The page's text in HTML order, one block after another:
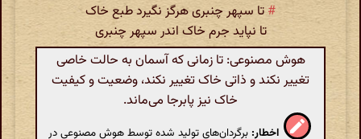
# تا سپهر چنبری هرگز نگیرد طبع خاک
تا نپاید جرم خاک اندر سپهر چنبری
هوش مصنوعی: تا زمانی که آسمان به حالت خاصی
تغییر نکند و ذاتی خاک تغییر نکند، وضعیت و کیفیت
خاک نیز پابرجا می‌ماند.
اخطار: برگردان‌های تولید شده توسط هوش مصنوعی در